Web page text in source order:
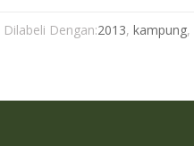
Dilabeli Dengan:2013, kampung,